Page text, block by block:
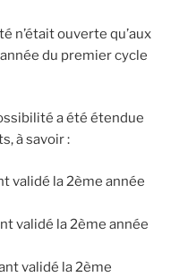
n’était ouverte qu’aux
du premier cycle
a été étendue
à savoir :
validé la 2ème année
validé la 2ème année
validé la 2ème